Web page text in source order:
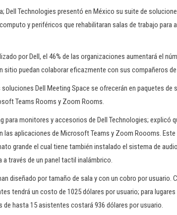
Dell Technologies presentó en México su suite de
y periféricos que rehabilitaran salas de trabajo para
por Dell, el 46% de las organizaciones aumentará el
sitio puedan colaborar eficazmente con sus compañeros
Dell Meeting Space se ofrecerán en paquetes de
Teams Rooms y Zoom Rooms.
para monitores y accesorios de Dell Technologies; explicó
las aplicaciones de Microsoft Teams y Zoom Roooms.
grande el cual tiene también instalado el sistema de
través de un panel tactil inalámbrico.
diseñado por tamaño de sala y con un cobro por usuario.
tendrá un costo de 1025 dólares por usuario; para
de hasta 15 asistentes costará 936 dólares por usuario.